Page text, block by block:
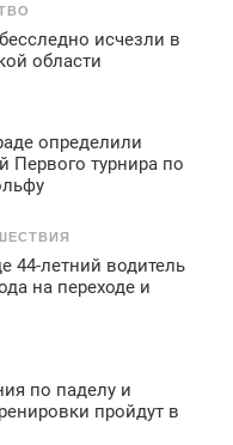
исчезли в
области
определили
Первого турнира по
44-летний водитель
на переходе и
по паделу и
пройдут в